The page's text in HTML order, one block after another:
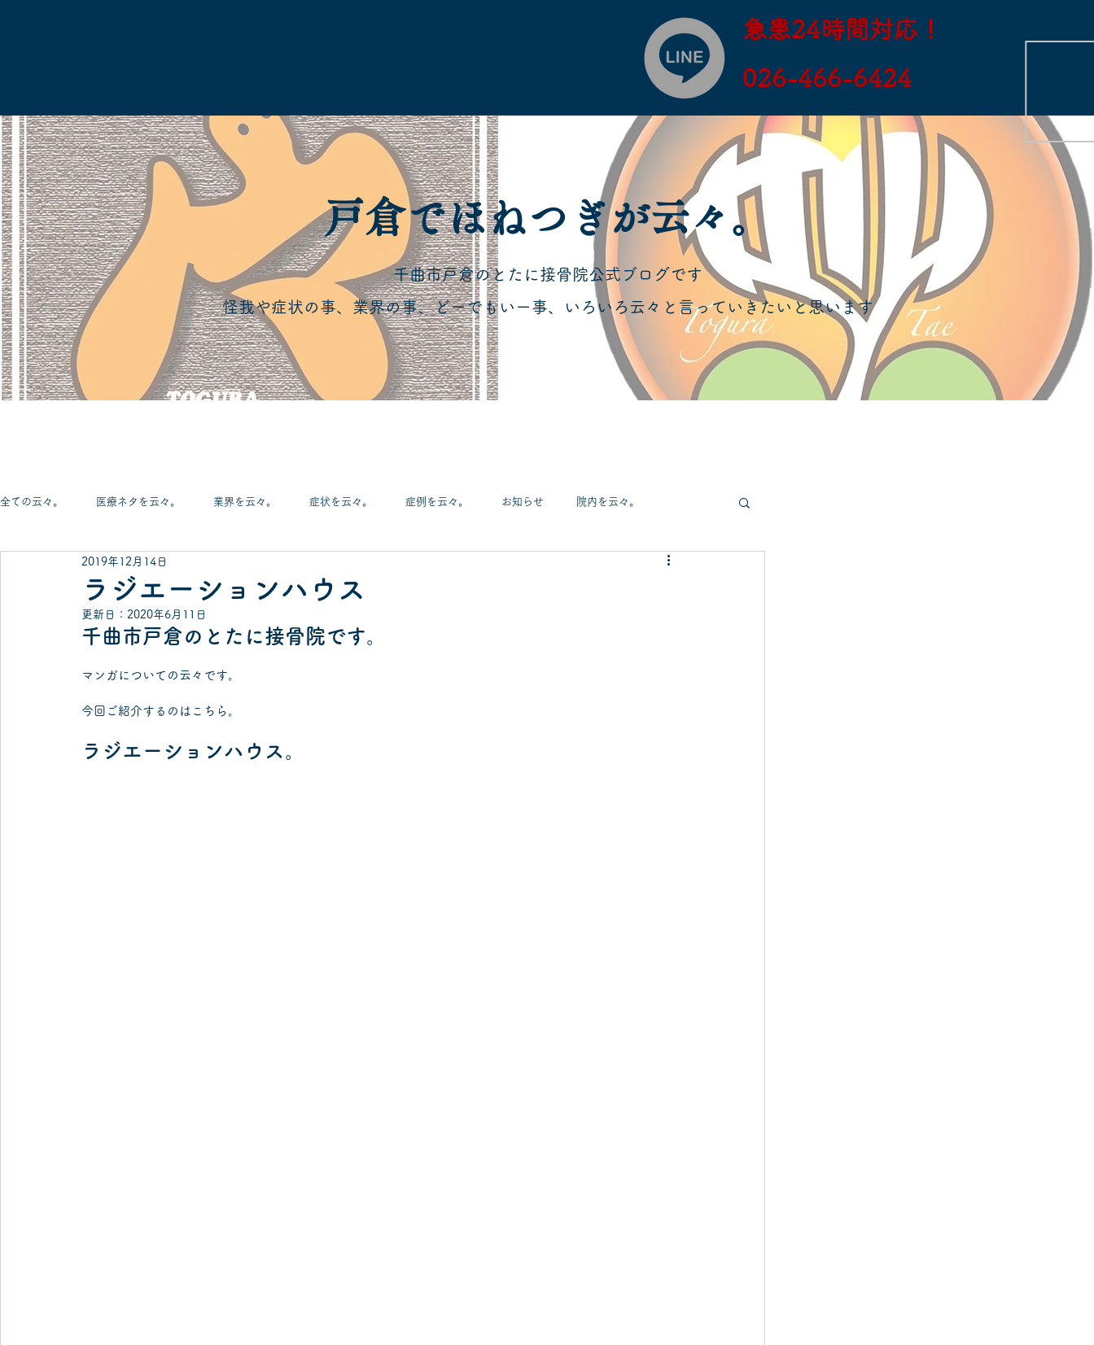
急患24時間対応！
​026-466-6424
​戸倉でほねつぎが云々。
千曲市戸倉のとたに接骨院公式ブログです
怪我や症状の事、業界の事、どーでもいー事、いろいろ云々と言っていきたいと思います
全ての云々。 医療ネタを云々。 業界を云々。 症状を云々。 症例を云々。 お知らせ 院内を云々。
観葉植物を云々。 サッカーを云々。 スポーツを云々。
足を云々。 膝を云々。 腰を云々。 首を云々。
ラジエーションハウス
2019年12月14日
更新日： 2020年6月11日
千曲市戸倉のとたに接骨院です。
マンガについての云々です。
今回ご紹介するのはこちら。
ラジエーションハウス。